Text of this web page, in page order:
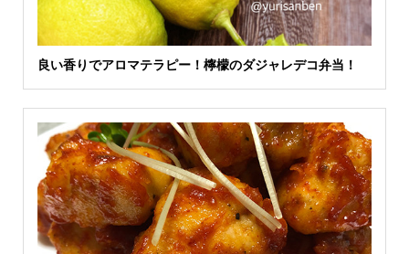
良い香りでアロマテラピー！檸檬のダジャレデコ弁当！